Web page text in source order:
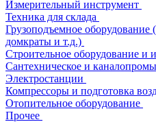
Измерительный инструмент
Техника для склада
Грузоподъемное оборудование
домкраты и т.д.)
Строительное оборудование и
Сантехническое и
Электростанции
Компрессоры и подготовка
Отопительное оборудование
Прочее